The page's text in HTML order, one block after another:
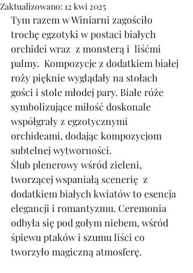
Zaktualizowano: 12 kwi 2025
Tym razem w Winiarni zagościło
trochę egzotyki w postaci białych
orchidei wraz  z monsterą i  liśćmi
palmy.  Kompozycje z dodatkiem białej
roży pięknie wyglądały na stołach
gości i stole młodej pary. Białe róże
symbolizujące miłość doskonale
współgrały z egzotycznymi
orchideami, dodając kompozycjom
subtelnej wytworności.
Ślub plenerowy wśród zieleni,
tworzącej wspaniałą scenerię  z
dodatkiem białych kwiatów to esencja
elegancji i romantyzmu. Ceremonia
odbyła się pod gołym niebem, wśród
śpiewu ptaków i szumu liści co
tworzyło magiczną atmosferę.